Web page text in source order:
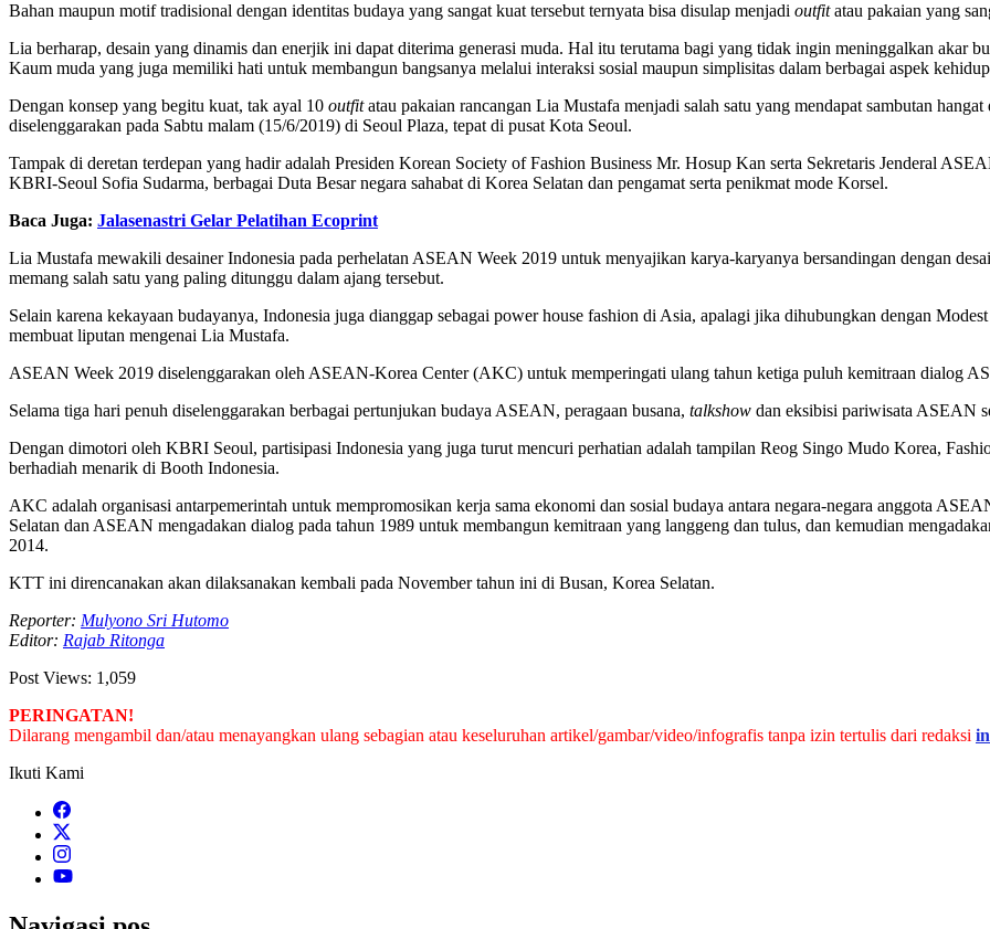
Bahan maupun motif tradisional dengan identitas budaya yang sangat kuat tersebut ternyata bisa disulap menjadi outfitatau pakaian yang
Lia berharap, desain yang dinamis dan enerjik ini dapat diterima generasi muda. Hal itu terutama bagi yang tidak ingin meninggalkan akar
Kaum muda yang juga memiliki hati untuk membangun bangsanya melalui interaksi sosial maupun simplisitas dalam berbagai aspek
Dengan konsep yang begitu kuat, tak ayal 10 outfitatau pakaian rancangan Lia Mustafa menjadi salah satu yang mendapat sambutan
diselenggarakan pada Sabtu malam (15/6/2019) di Seoul Plaza, tepat di pusat Kota Seoul.
Tampak di deretan terdepan yang hadir adalah Presiden Korean Society of Fashion Business Mr. Hosup Kan serta Sekretaris Jenderal
KBRI-Seoul Sofia Sudarma, berbagai Duta Besar negara sahabat di Korea Selatan dan pengamat serta penikmat mode Korsel.
Baca Juga: Jalasenastri Gelar Pelatihan Ecoprint
Lia Mustafa mewakili desainer Indonesia pada perhelatan ASEAN Week 2019 untuk menyajikan karya-karyanya bersandingan dengan
memang salah satu yang paling ditunggu dalam ajang tersebut.
Selain karena kekayaan budayanya, Indonesia juga dianggap sebagai power house fashion di Asia, apalagi jika dihubungkan dengan
membuat liputan mengenai Lia Mustafa.
ASEAN Week 2019 diselenggarakan oleh ASEAN-Korea Center (AKC) untuk memperingati ulang tahun ketiga puluh kemitraan dialog
Selama tiga hari penuh diselenggarakan berbagai pertunjukan budaya ASEAN, peragaan busana, talkshow dan eksibisi pariwisata ASEAN
Dengan dimotori oleh KBRI Seoul, partisipasi Indonesia yang juga turut mencuri perhatian adalah tampilan Reog Singo Mudo Korea,
berhadiah menarik di Booth Indonesia.
AKC adalah organisasi antarpemerintah untuk mempromosikan kerja sama ekonomi dan sosial budaya antara negara-negara anggota
Selatan dan ASEAN mengadakan dialog pada tahun 1989 untuk membangun kemitraan yang langgeng dan tulus, dan kemudian
2014.
KTT ini direncanakan akan dilaksanakan kembali pada November tahun ini di Busan, Korea Selatan.
Reporter: Mulyono Sri Hutomo
Editor: Rajab Ritonga
Post Views: 1,059
PERINGATAN!
Dilarang mengambil dan/atau menayangkan ulang sebagian atau keseluruhan artikel/gambar/video/infografis tanpa izin tertulis dari redaksi
Ikuti Kami